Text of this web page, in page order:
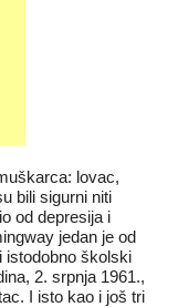
lovac,
bili sigurni niti
od depresija i
jedan je od
istodobno školski
2. srpnja 1961.,
I isto kao i još tri